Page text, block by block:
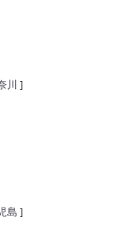
川 ]
島 ]